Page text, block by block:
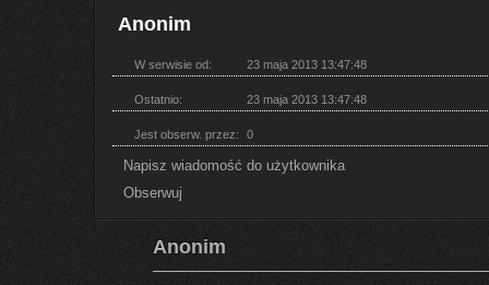
Anonim
W serwisie od: 23 maja 2013 13:47:48
Ostatnio: 23 maja 2013 13:47:48
Jest obserw. przez: 0
Napisz wiadomość do użytkownika
Obserwuj
Anonim